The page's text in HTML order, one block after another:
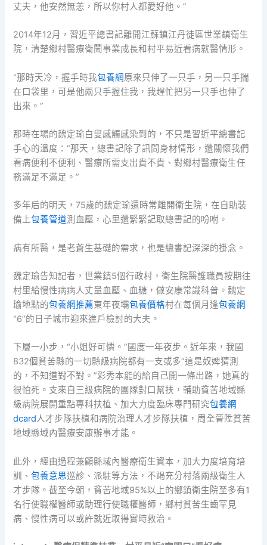
丈夫，他安然無恙，所以你村人都愛好他。”
2014年12月，習近平總書記離開江蘇鎮江丹徒區世業鎮衛生
院，清楚鄉村醫療衛鬧事業成長和村平易近看病就醫情形。
“那時天冷，握手時我包養網原來只伸了一只手，另一只手揣
在口袋里，可是他兩只手握住我，我趕忙把另一只手也伸了
出來。”
那時在場的魏定瑜白叟感觸感染到的，不只是習近平總書記
手心的溫度：“那天，總書記除了訊問身材情形，還關懷我們
看病便利不便利、醫療所需支出貴不貴、對鄉村醫療衛生任
務滿足不滿足。”
多年后的明天，75歲的魏定瑜還時常離開衛生院，在自助裝
備上包養管道測血壓，心里還緊緊記取總書記的吩咐。
病有所醫，是老蒼生基礎的需求，也是總書記深深的掛念。
魏定瑜告知記者，世業鎮5個行政村，衛生院醫護職員按期往
村里給慢性病病人丈量血壓、血糖，做安康常識科普。魏定
瑜地點的包養網推薦東年夜壩包養價格村在每個月逢包養網
“6”的日子城市迎來進戶檢討的大夫。
下層一小步，“小姐好可憐。”國度一年夜步。近年來，我國
832個貧苦縣的一切縣級病院都有一支或多“這是奴婢猜測
的，不知道對不對。”彩秀本能的給自己開一條出路，她真的
很怕死。支來自三級病院的團隊對口幫扶，輔助貧苦地域縣
級病院展開重點專科扶植、加大力度臨床專門研究包養網
dcard人才步隊扶植和病院治理人才步隊扶植，周全晉陞貧苦
地域縣域內醫療安康辦事才能。
此外，經由過程兼顧縣域內醫療衛生資本，加大力度培育培
訓、包養意思巡診、派駐等方法，不竭充分村落兩級衛生人
才步隊。截至今朝，貧苦地域95%以上的鄉鎮衛生院至多有1
名行使職權醫師或助理行使職權醫師，鄉村貧苦生齒罕見
病、慢性病可以或許就近取得實時救治。